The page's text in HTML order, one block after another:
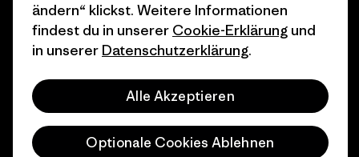
© 2026 Patagonia, Inc. All Rights Reserved.
Deutsch
ändern“ klickst. Weitere Informationen
findest du in unserer Cookie-Erklärung und
in unserer Datenschutzerklärung.
Alle Akzeptieren
Optionale Cookies Ablehnen